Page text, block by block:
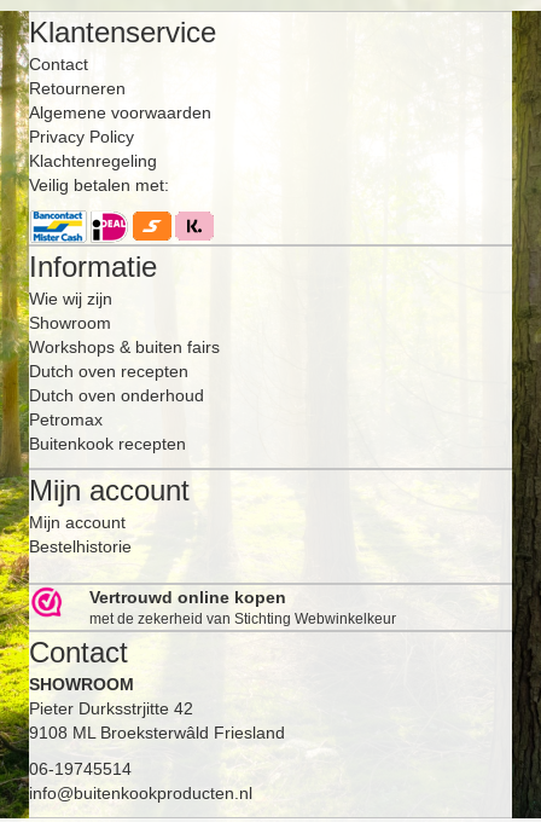
Klantenservice
Contact
Retourneren
Algemene voorwaarden
Privacy Policy
Klachtenregeling
Veilig betalen met:
Informatie
Wie wij zijn
Showroom
Workshops & buiten fairs
Dutch oven recepten
Dutch oven onderhoud
Petromax
Buitenkook recepten
Mijn account
Mijn account
Bestelhistorie
Vertrouwd online kopen
met de zekerheid van Stichting Webwinkelkeur
Contact
SHOWROOM
Pieter Durksstrjitte 42
9108 ML Broeksterwâld Friesland
06-19745514
info@buitenkookproducten.nl